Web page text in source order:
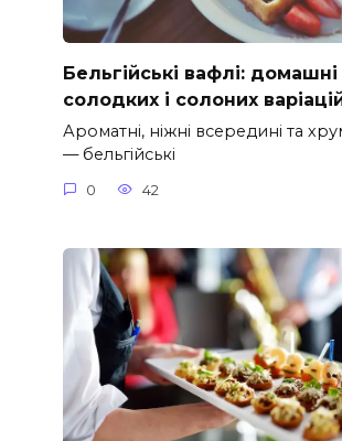
Бельгійські вафлі:
солодких і солоних
Ароматні, ніжні всередині та
— бельгійські
0 42